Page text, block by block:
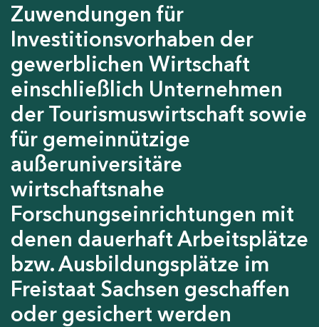
Zuwendungen für
Investitionsvorhaben der
gewerblichen Wirtschaft
einschließlich Unternehmen
der Tourismuswirtschaft sowie
für gemeinnützige
außeruniversitäre
wirtschaftsnahe
Forschungseinrichtungen mit
denen dauerhaft Arbeitsplätze
bzw. Ausbildungsplätze im
Freistaat Sachsen geschaffen
oder gesichert werden